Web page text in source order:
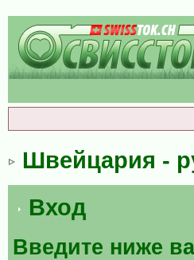
Швейцария -
Вход
Введите ниже